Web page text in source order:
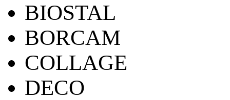
BIOSTAL
BORCAM
COLLAGE
DECO